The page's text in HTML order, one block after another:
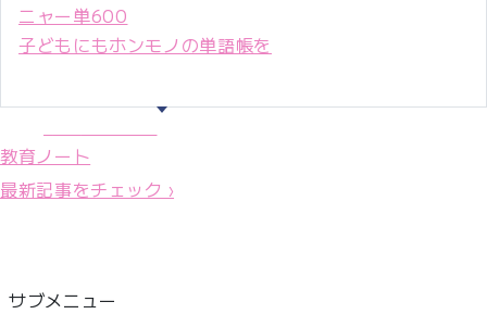
ニャー単600
子どもにもホンモノの単語帳を
教育ノート
最新記事をチェック ›
サブメニュー